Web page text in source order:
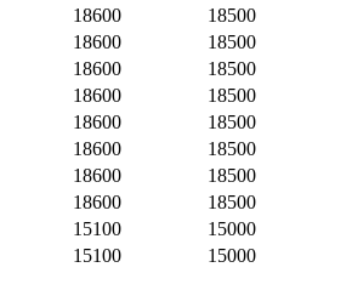
18600
18500
18600
18500
18600
18500
18600
18500
18600
18500
18600
18500
18600
18500
18600
18500
15100
15000
15100
15000